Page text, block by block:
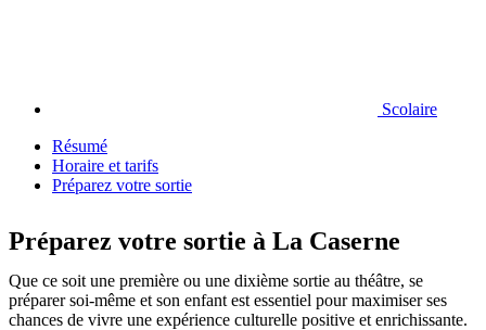
Scolaire
Résumé
Horaire et tarifs
Préparez votre sortie
Préparez votre sortie à La Caserne
Que ce soit une première ou une dixième sortie au théâtre, se
préparer soi-même et son enfant est essentiel pour maximiser ses
chances de vivre une expérience culturelle positive et enrichissante.